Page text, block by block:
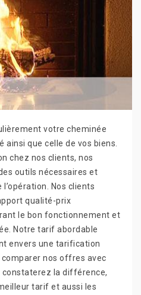
votre cheminée
que celle de vos biens.
chez nos clients, nos
outils nécessaires et
Nos clients
qualité-prix
le bon fonctionnement et
Notre tarif abordable
envers une tarification
nos offres avec
la différence,
tarif et aussi les